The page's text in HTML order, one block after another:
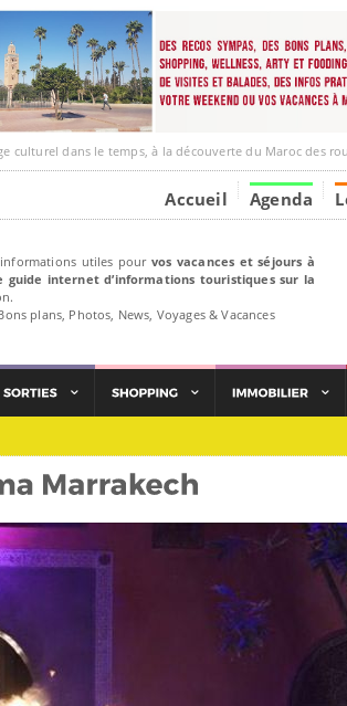
dans le temps, à la découverte du Maroc des routes
Accueil Agenda
utiles pour vos vacances et séjours à
guide internet d’informations touristiques sur la
plans, Photos, News, Voyages & Vacances